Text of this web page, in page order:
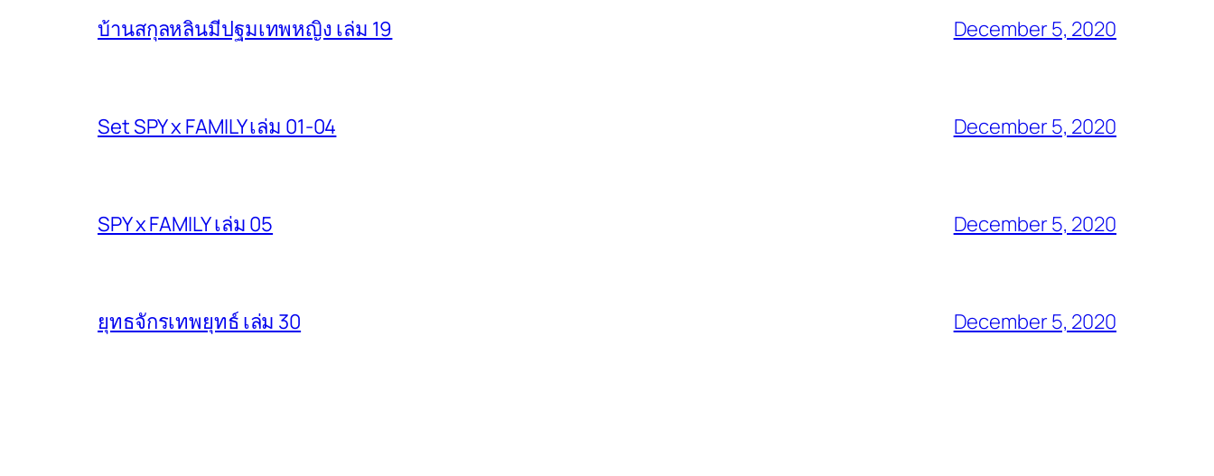
บ้านสกุลหลินมีปฐมเทพหญิง เล่ม 19 December 5, 2020
Set SPY x FAMILY เล่ม 01-04 December 5, 2020
SPY x FAMILY เล่ม 05 December 5, 2020
ยุทธจักรเทพยุทธ์ เล่ม 30 December 5, 2020